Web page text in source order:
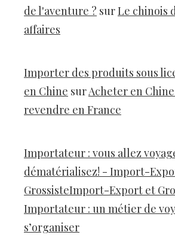
de l'aventure ? surLe chinois
affaires
Importer des produits sous
en Chine surAcheter en
revendre en France
Importateur : vous allez
dématérialisez! - Import-
GrossisteImport-Export et
Importateur : un métier de
s’organiser